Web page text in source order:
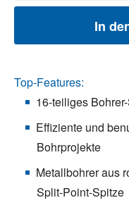
In
Top-Features:
16-teiliges
Effiziente und
Bohrprojekte
Metallbohrer aus
Split-Point-Spitze